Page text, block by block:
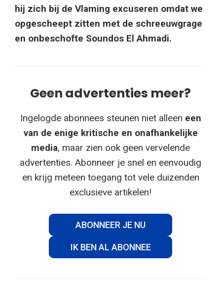
hij zich bij de Vlaming excuseren omdat we
opgescheept zitten met de schreeuwgrage
en onbeschofte Soundos El Ahmadi.
Geen advertenties meer?
Ingelogde abonnees steunen niet alleen een
van de enige kritische en onafhankelijke
media, maar zien ook geen vervelende
advertenties. Abonneer je snel en eenvoudig
en krijg meteen toegang tot vele duizenden
exclusieve artikelen!
ABONNEER JE NU
IK BEN AL ABONNEE